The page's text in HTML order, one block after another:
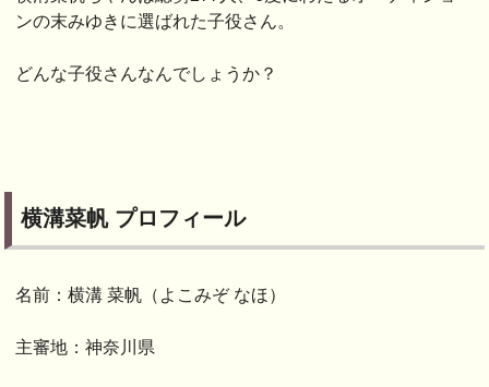
ンの末みゆきに選ばれた子役さん。
どんな子役さんなんでしょうか？
横溝菜帆 プロフィール
名前：横溝 菜帆（よこみぞ なほ）
主審地：神奈川県